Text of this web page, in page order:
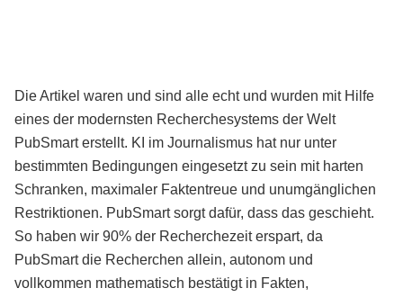
Die Artikel waren und sind alle echt und wurden mit Hilfe
eines der modernsten Recherchesystems der Welt
PubSmart erstellt. KI im Journalismus hat nur unter
bestimmten Bedingungen eingesetzt zu sein mit harten
Schranken, maximaler Faktentreue und unumgänglichen
Restriktionen. PubSmart sorgt dafür, dass das geschieht.
So haben wir 90% der Recherchezeit erspart, da
PubSmart die Recherchen allein, autonom und
vollkommen mathematisch bestätigt in Fakten,